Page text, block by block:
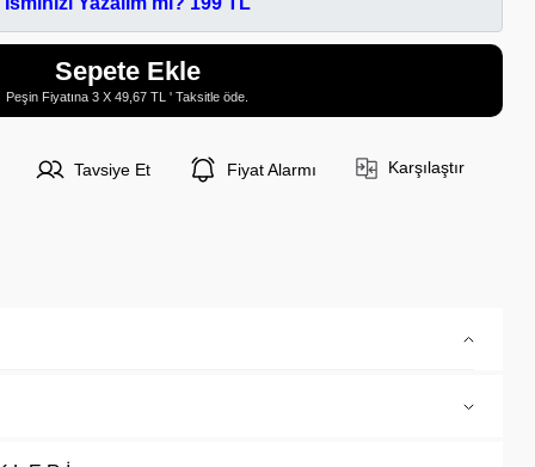
Sepete Ekle
Peşin Fiyatına 3 X 49,67 TL ' Taksitle öde.
Tavsiye Et Fiyat Alarmı Karşılaştır